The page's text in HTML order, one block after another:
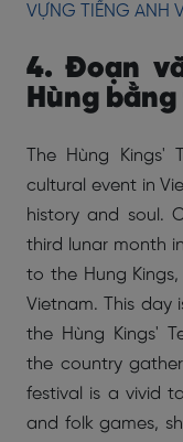
VỰNG TIẾNG ANH
4. Đoạn
Hùng
The Hùng Kings'
cultural event in
history and soul.
third lunar month
to the Hung
Vietnam. This day
the Hùng Kings'
the country
festival is a vivid
and folk games,